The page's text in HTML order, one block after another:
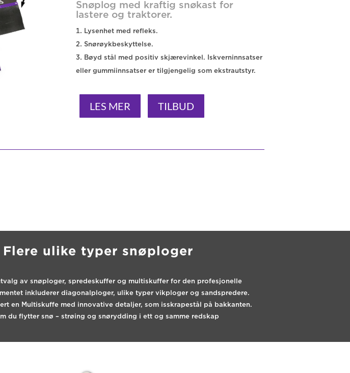
Snøplog med kraftig snøkast for
lastere og traktorer.
Lysenhet med refleks.
Snørøykbeskyttelse.
Bøyd stål med positiv skjærevinkel. Iskverninnsatser
eller gummiinnsatser er tilgjengelig som ekstrautstyr.
LES MER TILBUD
Flere ulike typer snøploger
av snøploger, sprede­skuffer og multiskuffer for den profesjonelle
inkluderer diagonalploger, ulike typer vikploger og sandspredere.
en Multiskuffe med innovative detaljer, som isskrapestål på bakkanten.
du flytter snø – strøing og snørydding i ett og samme redskap